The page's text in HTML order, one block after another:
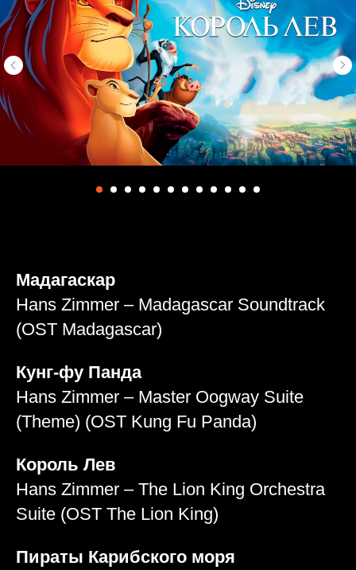
Мадагаскар
Hans Zimmer – Madagascar Soundtrack
(OST Madagascar)
Кунг-фу Панда
Hans Zimmer – Master Oogway Suite
(Theme) (OST Kung Fu Panda)
Король Лев
Hans Zimmer – The Lion King Orchestra
Suite (OST The Lion King)
Пираты Карибского моря